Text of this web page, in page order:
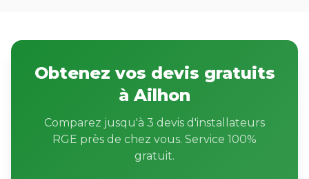
Obtenez vos devis gratuits
à Ailhon
Comparez jusqu'à 3 devis d'installateurs
RGE près de chez vous. Service 100%
gratuit.